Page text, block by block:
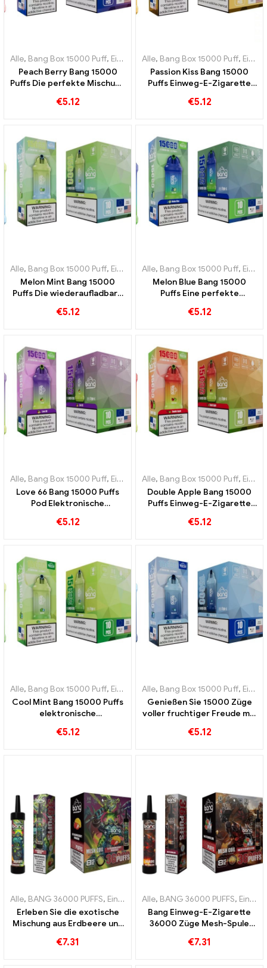
Alle, Bang Box 15000 Puff, Einweg-E-Zigaretten Schweden ,
Peach Berry Bang 15000
Puffs Die perfekte Mischung
€5.12
Alle, Bang Box 15000 Puff, Einweg-E-Zigaretten Schweden
Passion Kiss Bang 15000
Puffs Einweg-E-Zigarette
fruchtige und süße
€5.12
Alle, Bang Box 15000 Puff, Einweg-E-Zigaretten Schweden ,
Melon Mint Bang 15000
Puffs Die wiederaufladbare
kombiniert die Süße der
€5.12
Alle, Bang Box 15000 Puff, Einweg-E-Zigaretten Schweden
Melon Blue Bang 15000
Puffs Eine perfekte
Blaubeere
€5.12
Alle, Bang Box 15000 Puff, Einweg-E-Zigaretten Schweden ,
Love 66 Bang 15000 Puffs
Pod Elektronische
perfekte Kombination aus
€5.12
Alle, Bang Box 15000 Puff, Einweg-E-Zigaretten Schweden
Double Apple Bang 15000
Puffs Einweg-E-Zigarette
erleben
€5.12
Alle, Bang Box 15000 Puff, Einweg-E-Zigaretten Schweden ,
Cool Mint Bang 15000 Puffs
elektronische
erfrischendes
€5.12
Alle, Bang Box 15000 Puff, Einweg-E-Zigaretten Schweden
Genießen Sie 15000 Züge
voller fruchtiger Freude mit
perfekt für Dampfer die
€5.12
Alle, BANG 36000 PUFFS, Einweg E-Zigaretten ,Einweg-E-
Erleben Sie die exotische
Mischung aus Erdbeere und
Einweg-E-Zigarette mit
€7.31
Alle, BANG 36000 PUFFS, Einweg E-Zigaretten
Bang Einweg-E-Zigarette
36000 Züge Mesh-Spule
Wassermelonen Erlebnis
€7.31